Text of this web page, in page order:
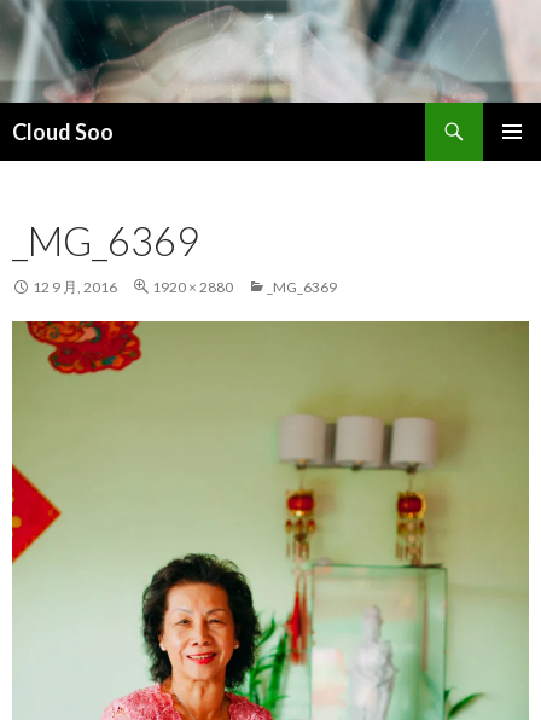
Cloud Soo
索
_MG_6369
12 9 月, 2016 1920 × 2880 _MG_6369